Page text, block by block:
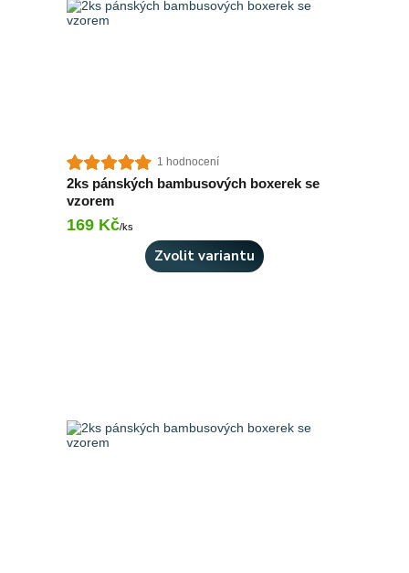
1 hodnocení
2ks pánských bambusových boxerek se
vzorem
169 Kč/ks
Zvolit variantu